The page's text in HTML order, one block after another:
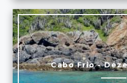
Cabo Frio -